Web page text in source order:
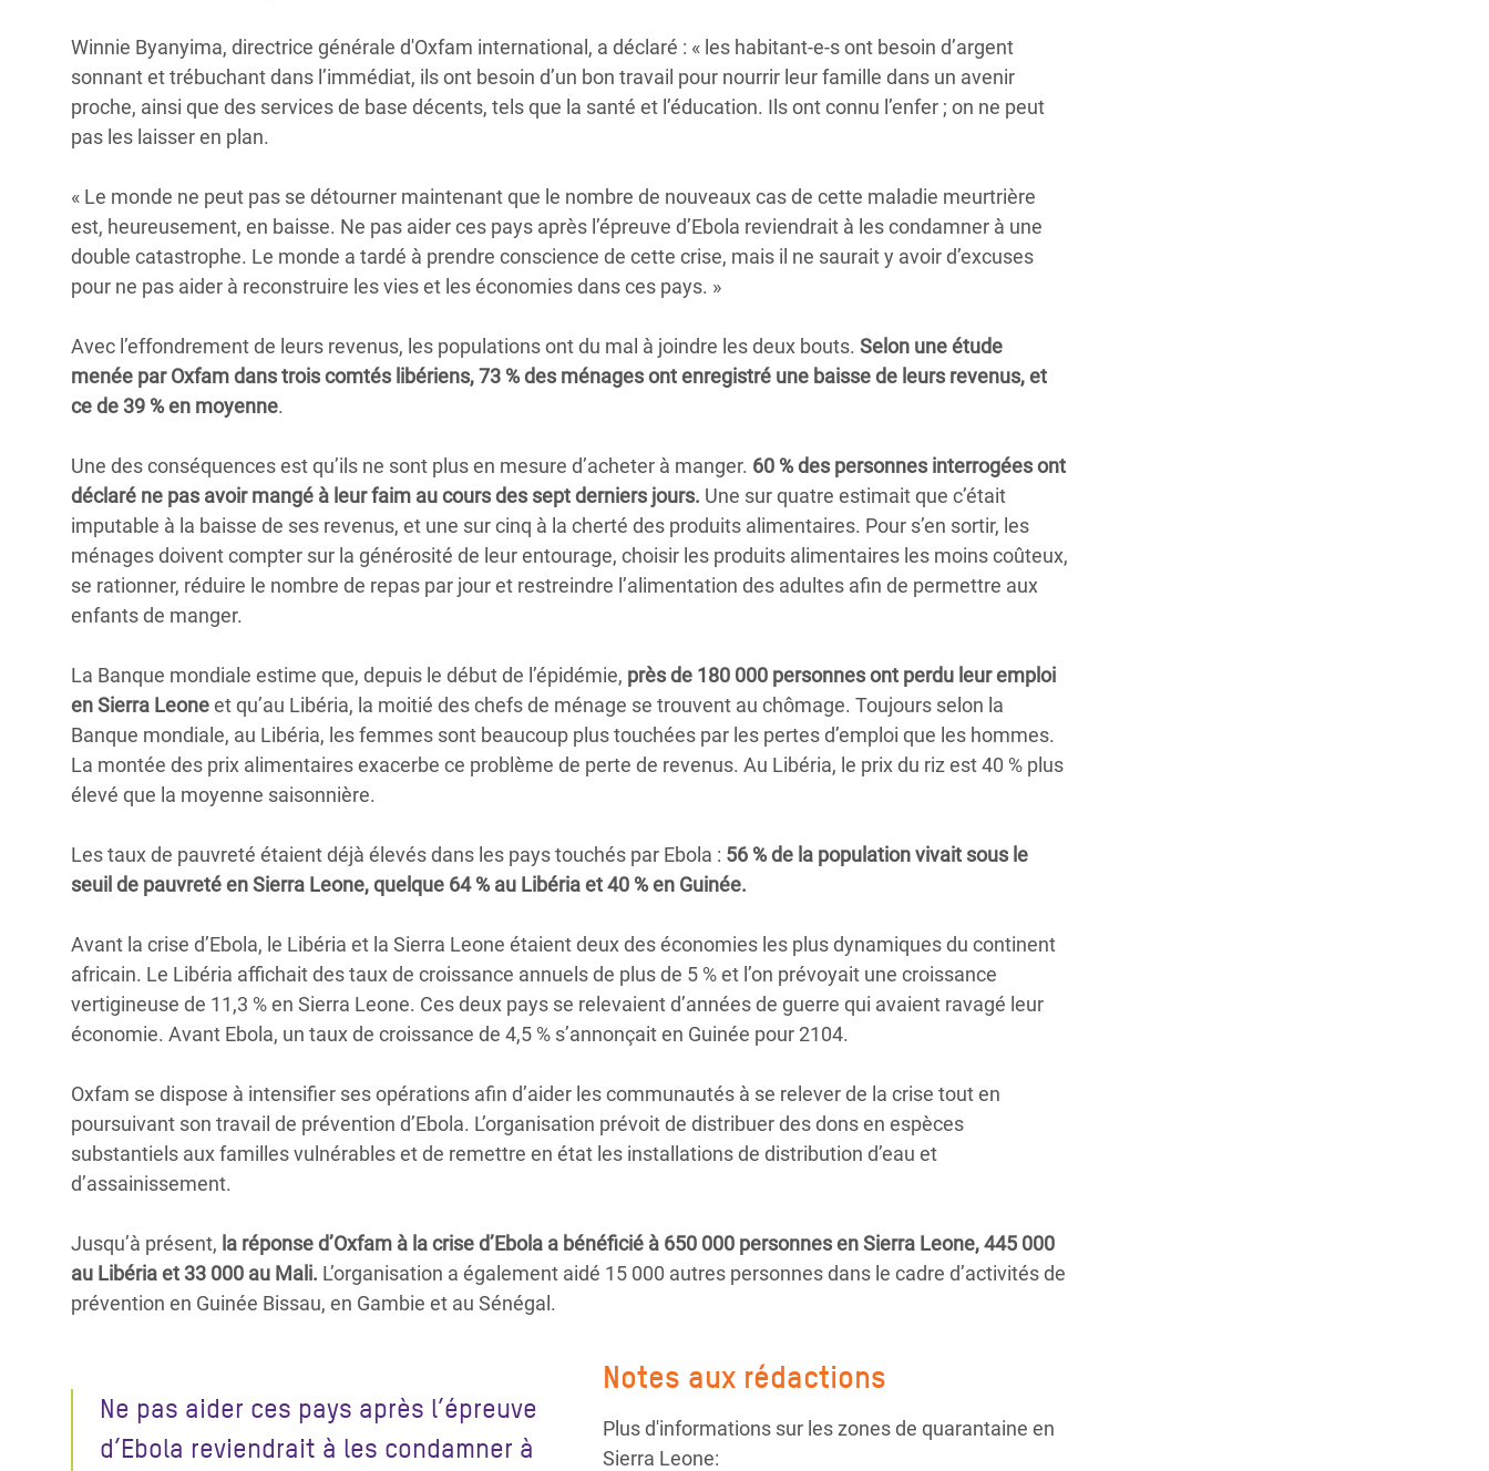
Winnie Byanyima, directrice générale d'Oxfam international, a déclaré : « les habitant-e-s ont besoin d’argent
sonnant et trébuchant dans l’immédiat, ils ont besoin d’un bon travail pour nourrir leur famille dans un avenir
proche, ainsi que des services de base décents, tels que la santé et l’éducation. Ils ont connu l’enfer ; on ne peut
pas les laisser en plan.
« Le monde ne peut pas se détourner maintenant que le nombre de nouveaux cas de cette maladie meurtrière
est, heureusement, en baisse. Ne pas aider ces pays après l’épreuve d’Ebola reviendrait à les condamner à une
double catastrophe. Le monde a tardé à prendre conscience de cette crise, mais il ne saurait y avoir d’excuses
pour ne pas aider à reconstruire les vies et les économies dans ces pays. »
Avec l’effondrement de leurs revenus, les populations ont du mal à joindre les deux bouts. Selon une étude
menée par Oxfam dans trois comtés libériens, 73 % des ménages ont enregistré une baisse de leurs revenus, et
ce de 39 % en moyenne.
Une des conséquences est qu’ils ne sont plus en mesure d’acheter à manger. 60 % des personnes interrogées ont
déclaré ne pas avoir mangé à leur faim au cours des sept derniers jours. Une sur quatre estimait que c’était
imputable à la baisse de ses revenus, et une sur cinq à la cherté des produits alimentaires. Pour s’en sortir, les
ménages doivent compter sur la générosité de leur entourage, choisir les produits alimentaires les moins coûteux,
se rationner, réduire le nombre de repas par jour et restreindre l’alimentation des adultes afin de permettre aux
enfants de manger.
La Banque mondiale estime que, depuis le début de l’épidémie, près de 180 000 personnes ont perdu leur emploi
en Sierra Leoneet qu’au Libéria, la moitié des chefs de ménage se trouvent au chômage. Toujours selon la
Banque mondiale, au Libéria, les femmes sont beaucoup plus touchées par les pertes d’emploi que les hommes.
La montée des prix alimentaires exacerbe ce problème de perte de revenus. Au Libéria, le prix du riz est 40 % plus
élevé que la moyenne saisonnière.
Les taux de pauvreté étaient déjà élevés dans les pays touchés par Ebola : 56 % de la population vivait sous le
seuil de pauvreté en Sierra Leone, quelque 64 % au Libéria et 40 % en Guinée.
Avant la crise d’Ebola, le Libéria et la Sierra Leone étaient deux des économies les plus dynamiques du continent
africain. Le Libéria affichait des taux de croissance annuels de plus de 5 % et l’on prévoyait une croissance
vertigineuse de 11,3 % en Sierra Leone. Ces deux pays se relevaient d’années de guerre qui avaient ravagé leur
économie. Avant Ebola, un taux de croissance de 4,5 % s’annonçait en Guinée pour 2104.
Oxfam se dispose à intensifier ses opérations afin d’aider les communautés à se relever de la crise tout en
poursuivant son travail de prévention d’Ebola. L’organisation prévoit de distribuer des dons en espèces
substantiels aux familles vulnérables et de remettre en état les installations de distribution d’eau et
d’assainissement.
Jusqu’à présent, la réponse d’Oxfam à la crise d’Ebola a bénéficié à 650 000 personnes en Sierra Leone, 445 000
au Libéria et 33 000 au Mali. L’organisation a également aidé 15 000 autres personnes dans le cadre d’activités de
prévention en Guinée Bissau, en Gambie et au Sénégal.
Ne pas aider ces pays après l’épreuve
d’Ebola reviendrait à les condamner à
Notes aux rédactions
Plus d'informations sur les zones de quarantaine en
Sierra Leone: